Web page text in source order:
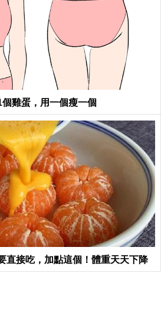
雞蛋，用一個瘦一個
直接吃，加點這個！體重天天下降